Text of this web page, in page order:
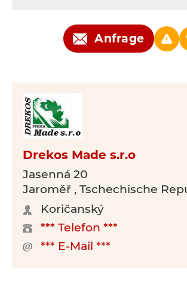
Anfrage
Drekos Made s.r.o
Jasenná 20
Jaroměř , Tschechische
Koričanský
*** Telefon ***
*** E-Mail ***